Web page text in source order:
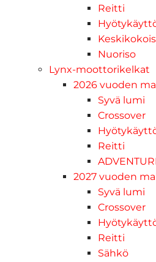
Reitti
Nuoriso
Lynx-moottorikelkat
2026 vuoden
Syvä lumi
Crossover
Reitti
2027 vuoden
Syvä lumi
Crossover
Reitti
Sähkö